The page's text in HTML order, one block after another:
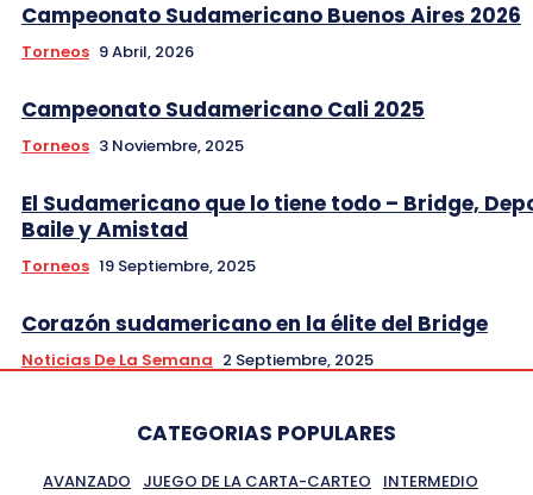
Campeonato Sudamericano Buenos Aires 2026
Torneos 9 Abril, 2026
Campeonato Sudamericano Cali 2025
Torneos 3 Noviembre, 2025
El Sudamericano que lo tiene todo – Bridge,
Baile y Amistad
Torneos 19 Septiembre, 2025
Corazón sudamericano en la élite del Bridge
Noticias De La Semana 2 Septiembre, 2025
CATEGORIAS POPULARES
AVANZADO JUEGO DE LA CARTA-CARTEO
INTERMEDIO